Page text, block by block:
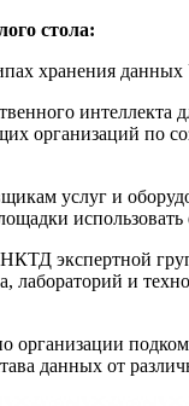
стола:
хранения
организаций по
услуг и
экспертной
лабораторий и
данных от